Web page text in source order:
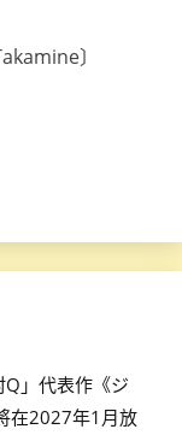
」代表作《ジ
在2027年1月放